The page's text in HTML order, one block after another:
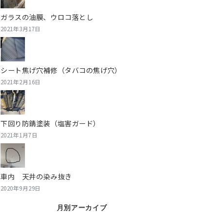
ガラスの油膜、ウロコ落とし
2021年3月17日
シート焦げ穴補修（タバコの焦げ穴）
2021年2月16日
下回り防錆塗装（塩害ガード）
2021年1月7日
車内 天井の染み抜き
2020年9月29日
月別アーカイブ